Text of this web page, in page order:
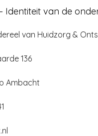
Identiteit van de
van Huidzorg &
136
Ambacht